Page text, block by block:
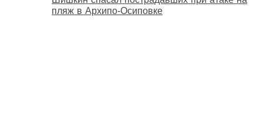
пляж в Архипо‑Осиповке